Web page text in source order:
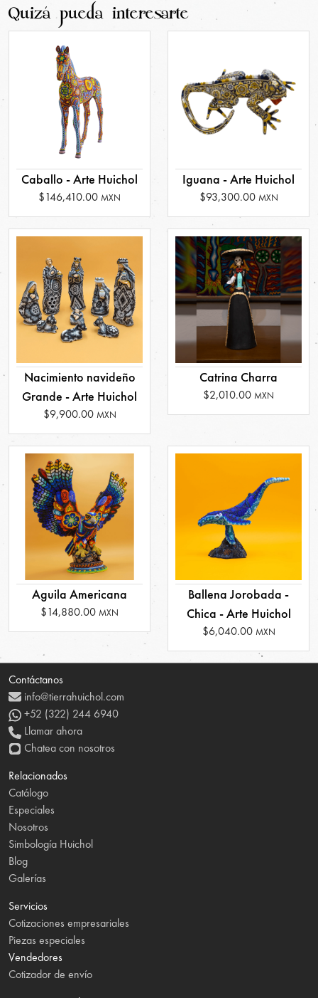
Quizá pueda interesarte
Caballo - Arte Huichol
$146,410.00 MXN
Iguana - Arte Huichol
$93,300.00 MXN
Nacimiento navideño
Grande - Arte Huichol
$9,900.00 MXN
Catrina Charra
$2,010.00 MXN
Aguila Americana
$14,880.00 MXN
Ballena Jorobada -
Chica - Arte Huichol
$6,040.00 MXN
Contáctanos
info@tierrahuichol.com
+52 (322) 244 6940
Llamar ahora
Chatea con nosotros
Relacionados
Catálogo
Especiales
Nosotros
Simbología Huichol
Blog
Galerías
Servicios
Cotizaciones empresariales
Piezas especiales
Vendedores
Cotizador de envío